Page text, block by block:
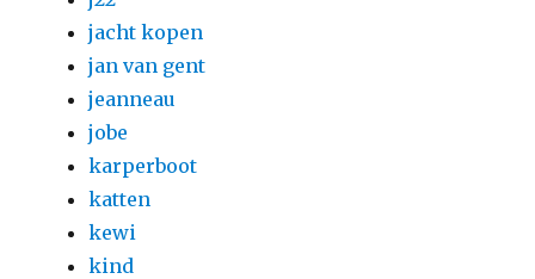
jacht kopen
jan van gent
jeanneau
jobe
karperboot
katten
kewi
kind